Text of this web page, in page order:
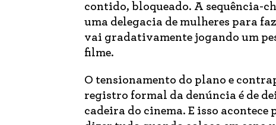
contido, bloqueado. A sequência-
uma delegacia de mulheres para
vai gradativamente jogando um
filme.
O tensionamento do plano e
registro formal da denúncia é de
cadeira do cinema. E isso